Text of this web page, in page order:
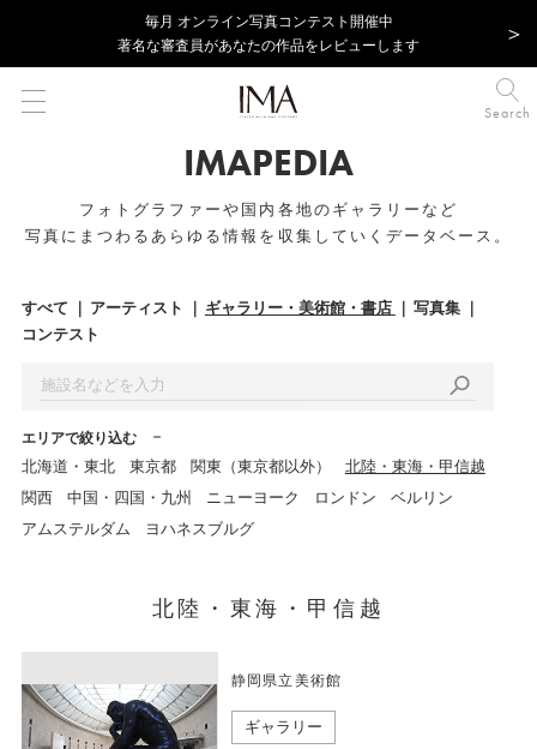
毎⽉ オンライン写真コンテスト開催中
著名な審査員があなたの作品をレビューします
Search
IMAPEDIA
フォトグラファーや国内各地のギャラリーなど
写真にまつわるあらゆる情報を収集していくデータベース。
すべて アーティスト ギャラリー・美術館・書店
写真集
コンテスト
エリアで絞り込む
北海道・東北 東京都 関東（東京都以外）
北陸・東海・甲信越
関西
中国・四国・九州 ニューヨーク ロンドン
ベルリン
アムステルダム
ヨハネスブルグ
北陸・東海・甲信越
静岡県立美術館
ギャラリー